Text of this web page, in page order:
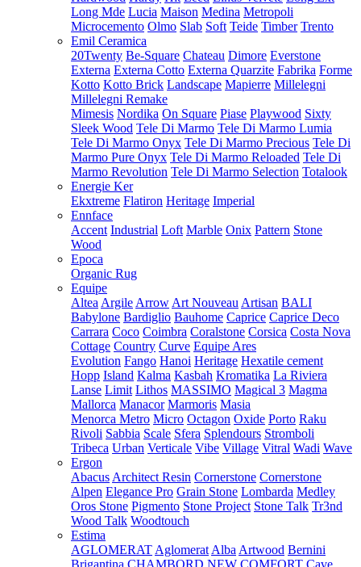
Long Mde Lucia Maison Medina Metropoli
Microcemento Olmo Slab Soft Teide Timber Trento
Emil Ceramica
20Twenty Be-Square Chateau Dimore Everstone
Externa Externa Cotto Externa Quarzite Fabrika Forme
Kotto Kotto Brick Landscape Mapierre Millelegni
Millelegni Remake
Mimesis Nordika On Square Piase Playwood Sixty
Sleek Wood Tele Di Marmo Tele Di Marmo Lumia
Tele Di Marmo Onyx Tele Di Marmo Precious Tele Di
Marmo Pure Onyx Tele Di Marmo Reloaded Tele Di
Marmo Revolution Tele Di Marmo Selection Totalook
Energie Ker
Ekxtreme Flatiron Heritage Imperial
Ennface
Accent Industrial Loft Marble Onix Pattern Stone
Wood
Epoca
Organic Rug
Equipe
Altea Argile Arrow Art Nouveau Artisan BALI
Babylone Bardiglio Bauhome Caprice Caprice Deco
Carrara Coco Coimbra Coralstone Corsica Costa Nova
Cottage Country Curve Equipe Ares
Evolution Fango Hanoi Heritage Hexatile cement
Hopp Island Kalma Kasbah Kromatika La Riviera
Lanse Limit Lithos MASSIMO Magical 3 Magma
Mallorca Manacor Marmoris Masia
Menorca Metro Micro Octagon Oxide Porto Raku
Rivoli Sabbia Scale Sfera Splendours Stromboli
Tribeca Urban Verticale Vibe Village Vitral Wadi Wave
Ergon
Abacus Architect Resin Cornerstone Cornerstone
Alpen Elegance Pro Grain Stone Lombarda Medley
Oros Stone Pigmento Stone Project Stone Talk Tr3nd
Wood Talk Woodtouch
Estima
AGLOMERAT Aglomerat Alba Artwood Bernini